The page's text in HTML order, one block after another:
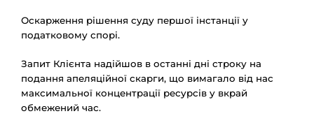
Оскарження рішення суду першої інстанції у
податковому спорі.
Запит Клієнта надійшов в останні дні строку на
подання апеляційної скарги, що вимагало від нас
максимальної концентрації ресурсів у вкрай
обмежений час.